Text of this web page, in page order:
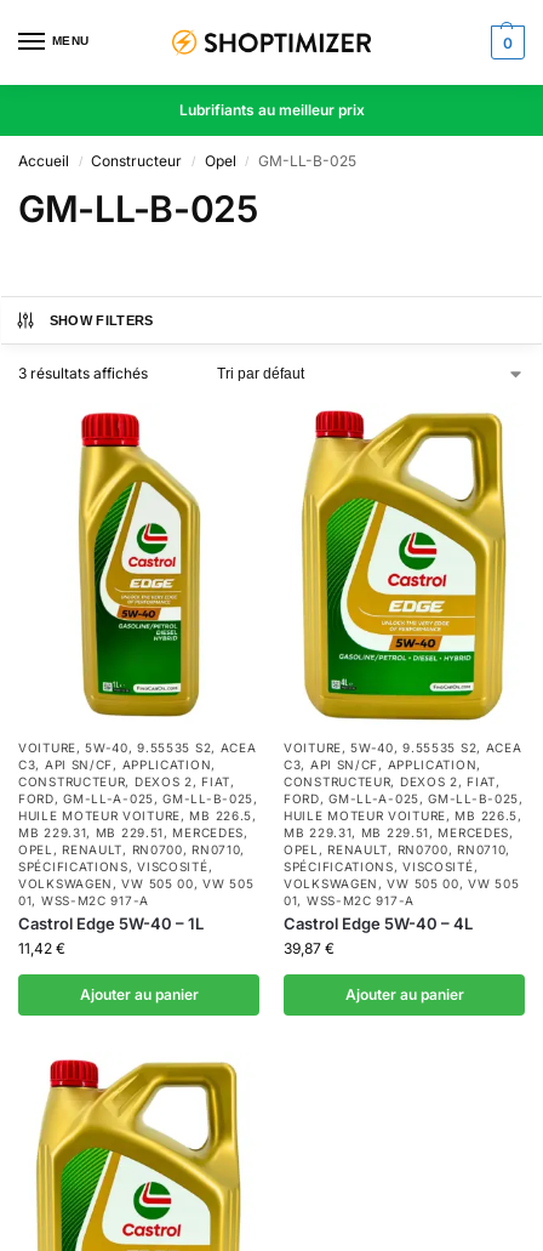
MENU 0
Lubrifiants au meilleur prix
Accueil / Constructeur / Opel / GM-LL-B-025
GM-LL-B-025
SHOW FILTERS
3 résultats affichés
VOITURE,5W-40,9.55535 S2, ACEA
C3, API SN/CF, APPLICATION,
CONSTRUCTEUR, DEXOS 2, FIAT,
FORD,GM-LL-A-025,GM-LL-B-025,
HUILE MOTEUR VOITURE, MB 226.5,
MB 229.31, MB 229.51, MERCEDES,
OPEL , RENAULT, RN0700, RN0710,
SPÉCIFICATIONS,VISCOSITÉ,
VOLKSWAGEN ,VW 505 00,VW 505
01, WSS-M2C 917-A
Castrol Edge 5W-40 – 1L
11,42 €
Ajouter au panier
VOITURE,5W-40,9.55535 S2, ACEA
C3, API SN/CF, APPLICATION,
CONSTRUCTEUR, DEXOS 2, FIAT,
FORD,GM-LL-A-025,GM-LL-B-025,
HUILE MOTEUR VOITURE, MB 226.5,
MB 229.31, MB 229.51, MERCEDES,
OPEL , RENAULT, RN0700, RN0710,
SPÉCIFICATIONS,VISCOSITÉ,
VOLKSWAGEN ,VW 505 00,VW 505
01, WSS-M2C 917-A
Castrol Edge 5W-40 – 4L
39,87 €
Ajouter au panier